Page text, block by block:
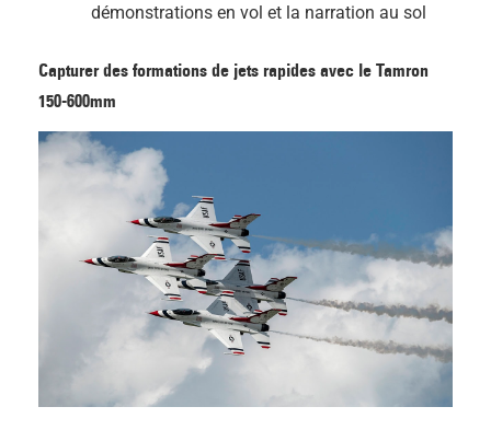
démonstrations en vol et la narration au sol
Capturer des formations de jets rapides avec le Tamron
150-600mm